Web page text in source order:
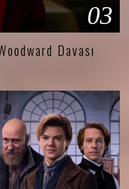
03
Davası